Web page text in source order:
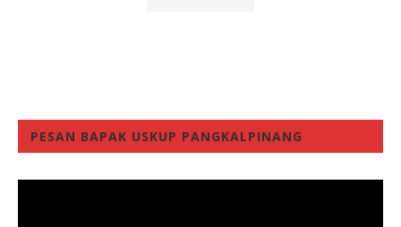
PESAN BAPAK USKUP PANGKALPINANG